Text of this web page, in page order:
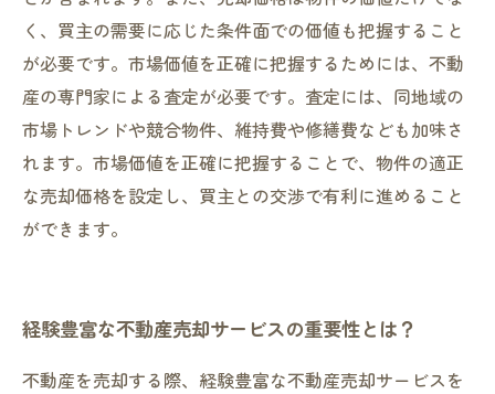
く、買主の需要に応じた条件面での価値も把握すること
が必要です。市場価値を正確に把握するためには、不動
産の専門家による査定が必要です。査定には、同地域の
市場トレンドや競合物件、維持費や修繕費なども加味さ
れます。市場価値を正確に把握することで、物件の適正
な売却価格を設定し、買主との交渉で有利に進めること
ができます。
経験豊富な不動産売却サービスの重要性とは？
不動産を売却する際、経験豊富な不動産売却サービスを